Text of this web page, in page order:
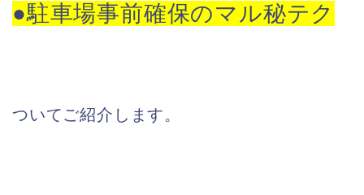
●駐車場事前確保のマル秘テク
ついてご紹介します。